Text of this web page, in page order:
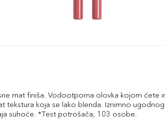
mat finiša. Vodootporna olovka kojom ćete
tekstura koja se lako blenda. Iznimno
suhoće. *Test potrošača, 103 osobe.